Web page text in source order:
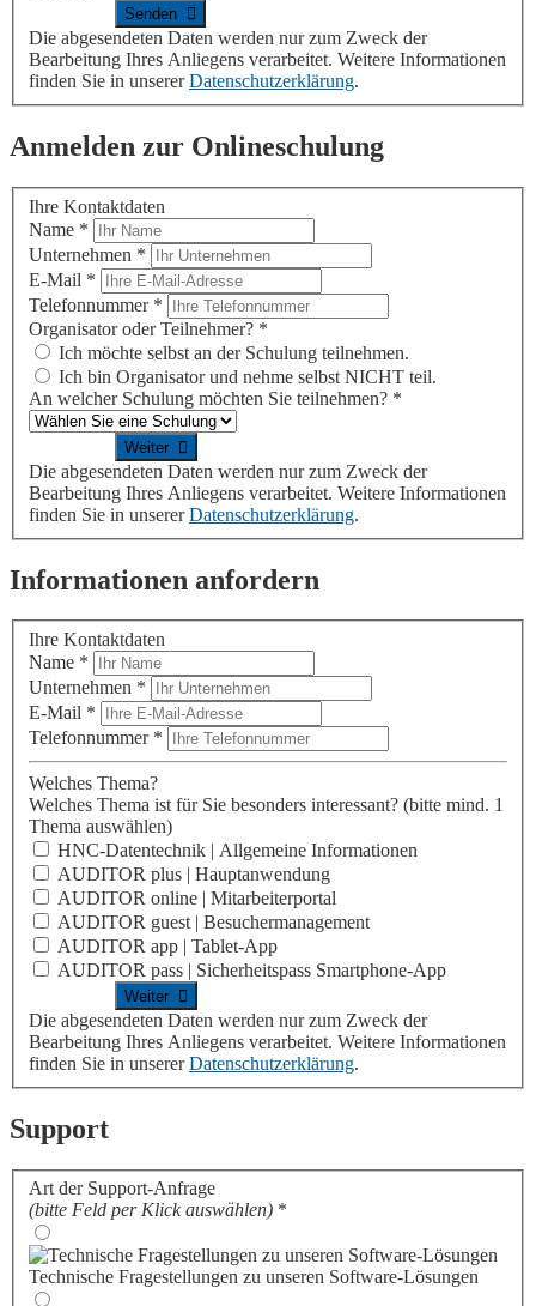
Die abgesendeten Daten werden nur zum Zweck der
Bearbeitung Ihres Anliegens verarbeitet. Weitere Informationen
finden Sie in unsererDatenschutzerklärung.
Anmelden zur Onlineschulung
Ihre Kontaktdaten
Name *
Unternehmen *
E-Mail *
Telefonnummer *
Organisator oder Teilnehmer? *
Ich möchte selbst an der Schulung teilnehmen.
Ich bin Organisator und nehme selbst NICHT teil.
An welcher Schulung möchten Sie teilnehmen? *
Die abgesendeten Daten werden nur zum Zweck der
Bearbeitung Ihres Anliegens verarbeitet. Weitere Informationen
finden Sie in unsererDatenschutzerklärung.
Informationen anfordern
Ihre Kontaktdaten
Name *
Unternehmen *
E-Mail *
Telefonnummer *
Welches Thema?
Welches Thema ist für Sie besonders interessant? (bitte mind. 1
Thema auswählen)
HNC-Datentechnik | Allgemeine Informationen
AUDITOR plus | Hauptanwendung
AUDITOR online | Mitarbeiterportal
AUDITOR guest | Besuchermanagement
AUDITOR app | Tablet-App
AUDITOR pass | Sicherheitspass Smartphone-App
Die abgesendeten Daten werden nur zum Zweck der
Bearbeitung Ihres Anliegens verarbeitet. Weitere Informationen
finden Sie in unsererDatenschutzerklärung.
Support
Art der Support-Anfrage
(bitte Feld per Klick auswählen) *
Technische Fragestellungen zu unseren Software-Lösungen